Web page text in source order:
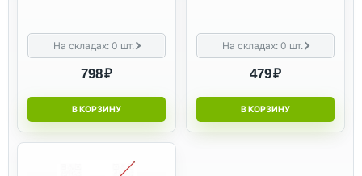
На складах:0 шт.
798 ₽
В КОРЗИНУ
На складах:0 шт.
479 ₽
В КОРЗИНУ